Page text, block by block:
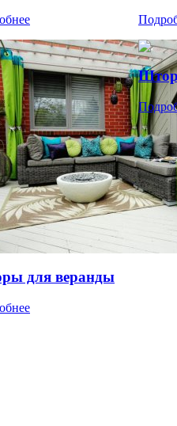
для веранды